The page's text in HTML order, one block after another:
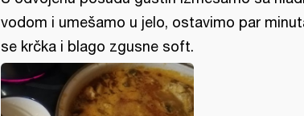
vodom i umešamo u jelo, ostavimo par
se krčka i blago zgusne soft.